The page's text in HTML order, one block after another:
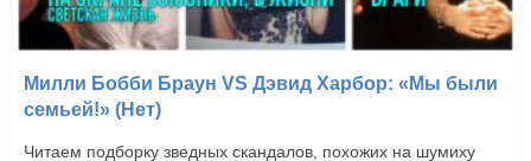
Милли Бобби Браун VS Дэвид Харбор: «Мы были
семьей!» (Нет)
Читаем подборку зведных скандалов, похожих на шумиху